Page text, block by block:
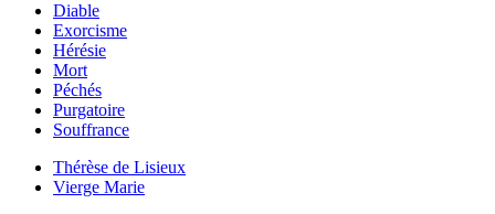
Diable
Exorcisme
Hérésie
Mort
Péchés
Purgatoire
Souffrance
Thérèse de Lisieux
Vierge Marie